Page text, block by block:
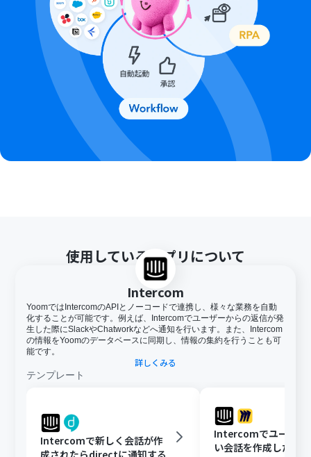
使用しているアプリについて
Intercom
YoomではIntercomのAPIとノーコードで連携し、様々な業務を自動
化することが可能です。例えば、Intercomでユーザーからの返信が発
生した際にSlackやChatworkなどへ通知を行います。また、Intercom
の情報をYoomのデータベースに同期し、情報の集約を行うことも可
能です。
詳しくみる
テンプレート
Intercomで新しく会話が作
成されたらdirectに通知する
Intercomでユーザー
い会話を作成したら